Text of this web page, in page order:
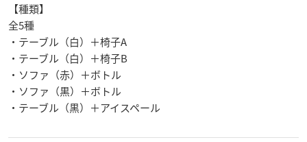
【種類】
全5種
・テーブル（白）＋椅子A
・テーブル（白）＋椅子B
・ソファ（赤）＋ボトル
・ソファ（黒）＋ボトル
・テーブル（黒）＋アイスペール